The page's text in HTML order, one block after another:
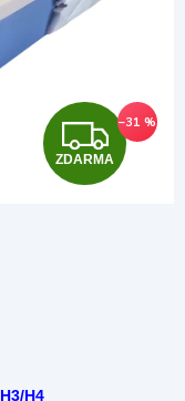
Z
D
ZDARMA
–31 %
H3/H4